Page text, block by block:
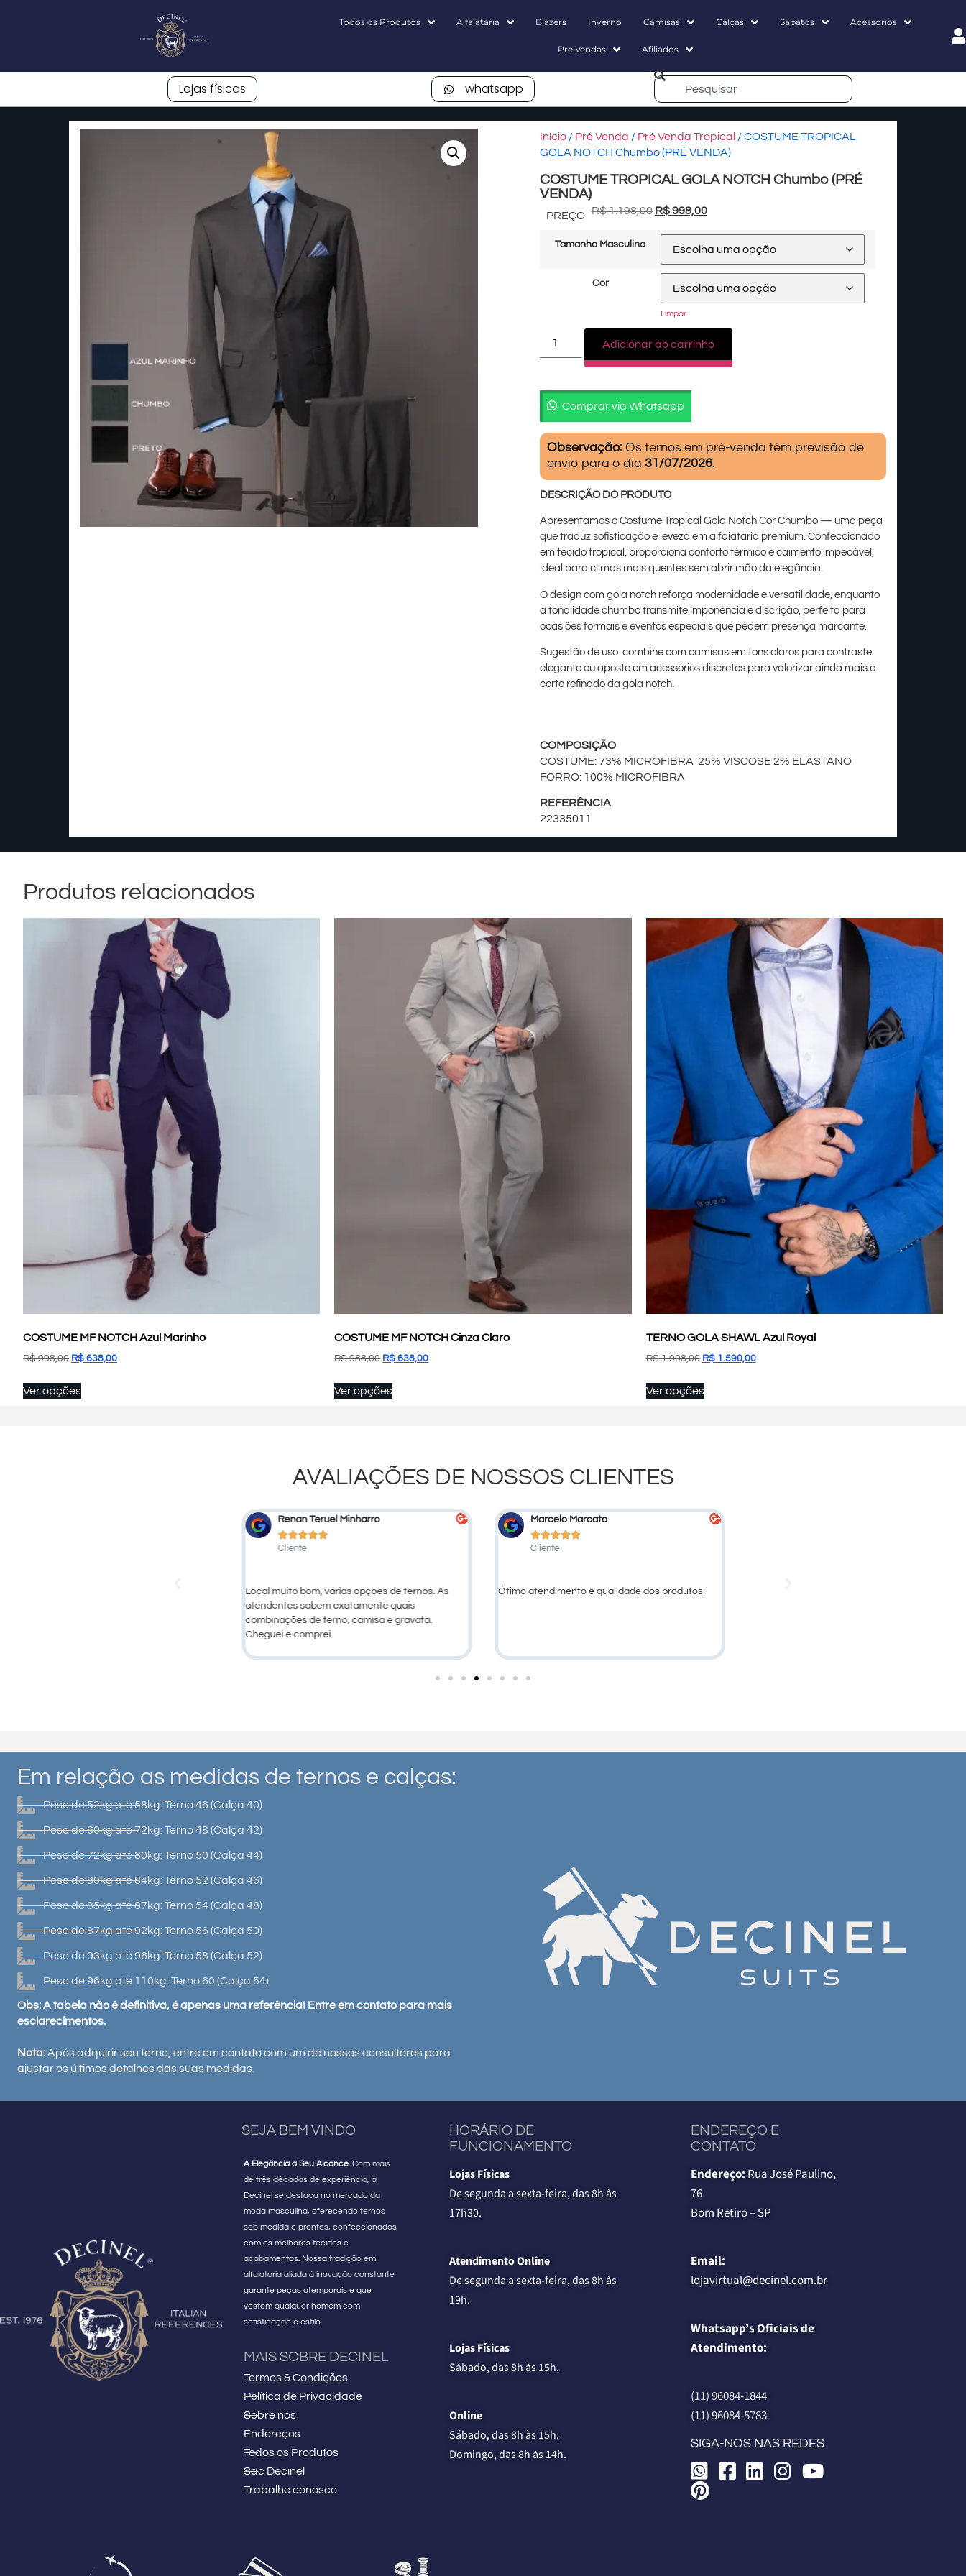
Todos os Produtos Alfaiataria Blazers Inverno Camisas Calças Sapatos Acessórios
Pré Vendas Afiliados
Lojas físicas whatsapp
Início / Pré Venda / Pré Venda Tropical / COSTUME TROPICAL
GOLA NOTCH Chumbo (PRÉ VENDA)
COSTUME TROPICAL GOLA NOTCH Chumbo (PRÉ
VENDA)
PREÇO R$1.198,00 R$998,00
Tamanho Masculino
Cor
Limpar
Adicionar ao carrinho
Comprar via Whatsapp
Observação: Os ternos em pré-venda têm previsão de
envio para o dia 31/07/2026.
DESCRIÇÃO DO PRODUTO
Apresentamos o Costume Tropical Gola Notch Cor Chumbo — uma peça
que traduz sofisticação e leveza em alfaiataria premium. Confeccionado
em tecido tropical, proporciona conforto térmico e caimento impecável,
ideal para climas mais quentes sem abrir mão da elegância.
O design com gola notch reforça modernidade e versatilidade, enquanto
a tonalidade chumbo transmite imponência e discrição, perfeita para
ocasiões formais e eventos especiais que pedem presença marcante.
Sugestão de uso: combine com camisas em tons claros para contraste
elegante ou aposte em acessórios discretos para valorizar ainda mais o
corte refinado da gola notch.
COMPOSIÇÃO
COSTUME: 73% MICROFIBRA 25% VISCOSE 2% ELASTANO
FORRO: 100% MICROFIBRA
REFERÊNCIA
22335011
Produtos relacionados
COSTUME MF NOTCH Azul Marinho
R$998,00 R$ 638,00
Ver opções
COSTUME MF NOTCH Cinza Claro
R$988,00 R$ 638,00
Ver opções
TERNO GOLA SHAWL Azul Royal
R$1.908,00 R$1.590,00
Ver opções
AVALIAÇÕES DE NOSSOS CLIENTES
Renan Teruel Minharro

Cliente
Local muito bom, várias opções de ternos. As
atendentes sabem exatamente quais
combinações de terno, camisa e gravata.
Cheguei e comprei.
Marcelo Marcato

Cliente
Ótimo atendimento e qualidade dos produtos!
Em relação as medidas de ternos e calças:
Peso de 52kg até 58kg: Terno 46 (Calça 40)
Peso de 60kg até 72kg: Terno 48 (Calça 42)
Peso de 72kg até 80kg: Terno 50 (Calça 44)
Peso de 80kg até 84kg: Terno 52 (Calça 46)
Peso de 85kg até 87kg: Terno 54 (Calça 48)
Peso de 87kg até 92kg: Terno 56 (Calça 50)
Peso de 93kg até 96kg: Terno 58 (Calça 52)
Peso de 96kg até 110kg: Terno 60 (Calça 54)
Obs: A tabela não é definitiva, é apenas uma referência! Entre em contato para mais
esclarecimentos.
Nota:Após adquirir seu terno, entre em contato com um de nossos consultores para
ajustar os últimos detalhes das suas medidas.
SEJA BEM VINDO
A Elegância a Seu Alcance.Com mais
de três décadas de experiência, a
Decinel se destaca no mercado da
moda masculina, oferecendo ternos
sob medida e prontos, confeccionados
com os melhores tecidos e
acabamentos. Nossa tradição em
alfaiataria aliada à inovação constante
garante peças atemporais e que
vestem qualquer homem com
sofisticação e estilo.
MAIS SOBRE DECINEL
Termos & Condições
Política de Privacidade
Sobre nós
Endereços
Todos os Produtos
Sac Decinel
Trabalhe conosco
HORÁRIO DE
FUNCIONAMENTO
Lojas Físicas
De segunda a sexta-feira, das 8h às
17h30.
Atendimento Online
De segunda a sexta-feira, das 8h às
19h.
Lojas Físicas
Sábado, das 8h às 15h.
Online
Sábado, das 8h às 15h.
Domingo, das 8h às 14h.
ENDEREÇO E
CONTATO
Endereço: Rua José Paulino,
76
Bom Retiro – SP
Email:
lojavirtual@decinel.com.br
Whatsapp’s Oficiais de
Atendimento:
(11) 96084-1844
(11) 96084-5783
SIGA-NOS NAS REDES